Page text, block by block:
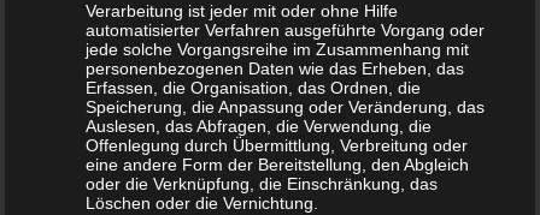
Verarbeitung ist jeder mit oder ohne Hilfe
automatisierter Verfahren ausgeführte Vorgang oder
jede solche Vorgangsreihe im Zusammenhang mit
personenbezogenen Daten wie das Erheben, das
Erfassen, die Organisation, das Ordnen, die
Speicherung, die Anpassung oder Veränderung, das
Auslesen, das Abfragen, die Verwendung, die
Offenlegung durch Übermittlung, Verbreitung oder
eine andere Form der Bereitstellung, den Abgleich
oder die Verknüpfung, die Einschränkung, das
Löschen oder die Vernichtung.